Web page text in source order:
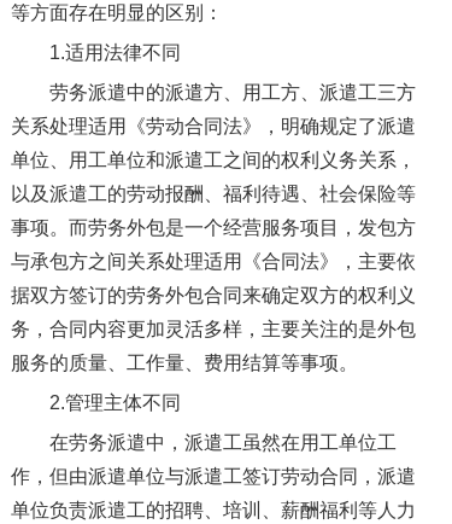
等方面存在明显的区别：
1.适用法律不同
劳务派遣中的派遣方、用工方、派遣工三方
关系处理适用《劳动合同法》，明确规定了派遣
单位、用工单位和派遣工之间的权利义务关系，
以及派遣工的劳动报酬、福利待遇、社会保险等
事项。而劳务外包是一个经营服务项目，发包方
与承包方之间关系处理适用《合同法》，主要依
据双方签订的劳务外包合同来确定双方的权利义
务，合同内容更加灵活多样，主要关注的是外包
服务的质量、工作量、费用结算等事项。
2.管理主体不同
在劳务派遣中，派遣工虽然在用工单位工
作，但由派遣单位与派遣工签订劳动合同，派遣
单位负责派遣工的招聘、培训、薪酬福利等人力